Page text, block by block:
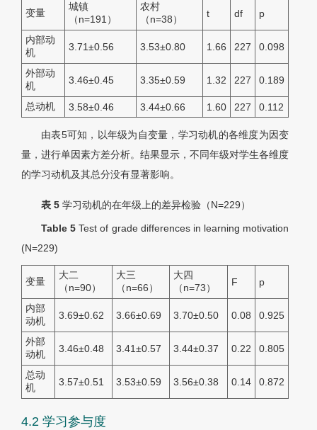
变量
城镇
（n=191）
农村
（n=38）
t df p
内部动
机
3.71±0.56 3.53±0.80 1.66 227 0.098
外部动
机
3.46±0.45 3.35±0.59 1.32 227 0.189
总动机 3.58±0.46 3.44±0.66 1.60 227 0.112
由表5可知，以年级为自变量，学习动机的各维度为因变
量，进行单因素方差分析。结果显示，不同年级对学生各维度
的学习动机及其总分没有显著影响。
表 5 学习动机的在年级上的差异检验（N=229）
Table 5Test of grade differences in learning motivation
(N=229)
变量
大二
（n=90）
大三
（n=66）
大四
（n=73）
F p
内部
动机
3.69±0.62 3.66±0.69 3.70±0.50 0.08 0.925
外部
动机
3.46±0.48 3.41±0.57 3.44±0.37 0.22 0.805
总动
机
3.57±0.51 3.53±0.59 3.56±0.38 0.14 0.872
4.2 学习参与度